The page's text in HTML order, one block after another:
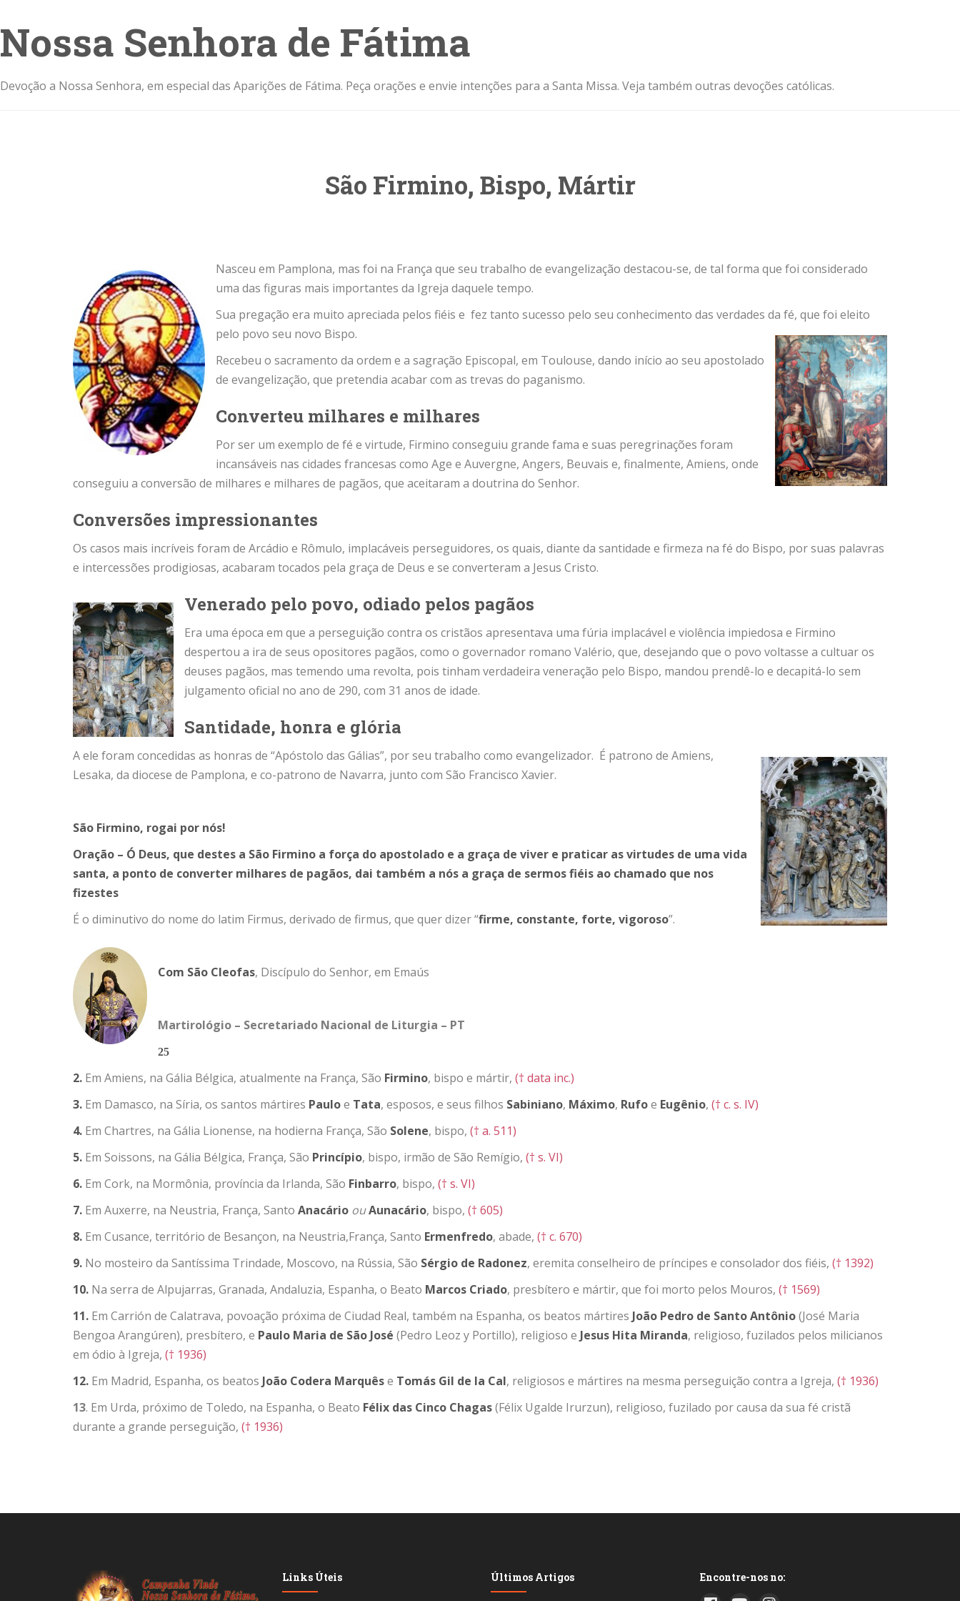
Nossa Senhora de Fátima
Devoção a Nossa Senhora, em especial das Aparições de Fátima. Peça orações e envie intenções para a Santa Missa. Veja também outras devoções católicas.
São Firmino, Bispo, Mártir
Nasceu em Pamplona, mas foi na França que seu trabalho de evangelização destacou-se, de tal forma que foi considerado
uma das figuras mais importantes da Igreja daquele tempo.
Sua pregação era muito apreciada pelos fiéis e fez tanto sucesso pelo seu conhecimento das verdades da fé, que foi eleito
pelo povo seu novo Bispo.
Recebeu o sacramento da ordem e a sagração Episcopal, em Toulouse, dando início ao seu apostolado
de evangelização, que pretendia acabar com as trevas do paganismo.
Converteu milhares e milhares
Por ser um exemplo de fé e virtude, Firmino conseguiu grande fama e suas peregrinações foram
incansáveis nas cidades francesas como Age e Auvergne, Angers, Beuvais e, finalmente, Amiens, onde
conseguiu a conversão de milhares e milhares de pagãos, que aceitaram a doutrina do Senhor.
Conversões impressionantes
Os casos mais incríveis foram de Arcádio e Rômulo, implacáveis perseguidores, os quais, diante da santidade e firmeza na fé do Bispo, por suas palavras
e intercessões prodigiosas, acabaram tocados pela graça de Deus e se converteram a Jesus Cristo.
Venerado pelo povo, odiado pelos pagãos
Era uma época em que a perseguição contra os cristãos apresentava uma fúria implacável e violência impiedosa e Firmino
despertou a ira de seus opositores pagãos, como o governador romano Valério, que, desejando que o povo voltasse a cultuar os
deuses pagãos, mas temendo uma revolta, pois tinham verdadeira veneração pelo Bispo, mandou prendê-lo e decapitá-lo sem
julgamento oficial no ano de 290, com 31 anos de idade.
Santidade, honra e glória
A ele foram concedidas as honras de “Apóstolo das Gálias”, por seu trabalho como evangelizador. É patrono de Amiens,
Lesaka, da diocese de Pamplona, e co-patrono de Navarra, junto com São Francisco Xavier.
São Firmino, rogai por nós!
Oração – Ó Deus, que destes a São Firmino a força do apostolado e a graça de viver e praticar as virtudes de uma vida
santa, a ponto de converter milhares de pagãos, dai também a nós a graça de sermos fiéis ao chamado que nos
fizestes
É o diminutivo do nome do latim Firmus, derivado de firmus, que quer dizer “firme, constante, forte, vigoroso”.
Com São Cleofas, Discípulo do Senhor, em Emaús
Martirológio – Secretariado Nacional de Liturgia – PT
25
2. Em Amiens, na Gália Bélgica, atualmente na França, São Firmino, bispo e mártir, († data inc.)
3. Em Damasco, na Síria, os santos mártires Pauloe Tata, esposos, e seus filhos Sabiniano, Máximo, Rufoe Eugênio, († c. s. IV)
4. Em Chartres, na Gália Lionense, na hodierna França, São Solene, bispo, († a. 511)
5. Em Soissons, na Gália Bélgica, França, São Princípio, bispo, irmão de São Remígio, († s. VI)
6. Em Cork, na Mormônia, província da Irlanda, São Finbarro, bispo, († s. VI)
7. Em Auxerre, na Neustria, França, Santo Anacário ouAunacário, bispo, († 605)
8. Em Cusance, território de Besançon, na Neustria,França, Santo Ermenfredo, abade, († c. 670)
9. No mosteiro da Santíssima Trindade, Moscovo, na Rússia, São Sérgio de Radonez, eremita conselheiro de príncipes e consolador dos fiéis, († 1392)
10. Na serra de Alpujarras, Granada, Andaluzia, Espanha, o Beato Marcos Criado, presbítero e mártir, que foi morto pelos Mouros, († 1569)
11. Em Carrión de Calatrava, povoação próxima de Ciudad Real, também na Espanha, os beatos mártires João Pedro de SantoAntônio(José Maria
Bengoa Arangúren), presbítero, e Paulo Maria de São José (Pedro Leoz y Portillo), religioso e Jesus Hita Miranda, religioso, fuzilados pelos milicianos
em ódio à Igreja, († 1936)
12. Em Madrid, Espanha, os beatos João Codera Marquêse Tomás Gil de la Cal, religiosos e mártires na mesma perseguição contra a Igreja, († 1936)
13. Em Urda, próximo de Toledo, na Espanha, o Beato Félix das Cinco Chagas(Félix Ugalde Irurzun), religioso, fuzilado por causa da sua fé cristã
durante a grande perseguição, († 1936)
Links Úteis Últimos Artigos Encontre-nos no: